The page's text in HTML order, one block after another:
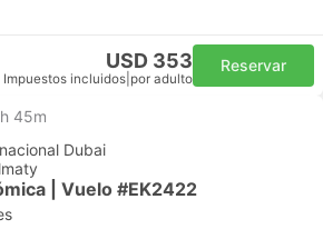
USD 353
Impuestos incluidos por adulto
Reservar
45m
Dubai
| Vuelo #EK2422